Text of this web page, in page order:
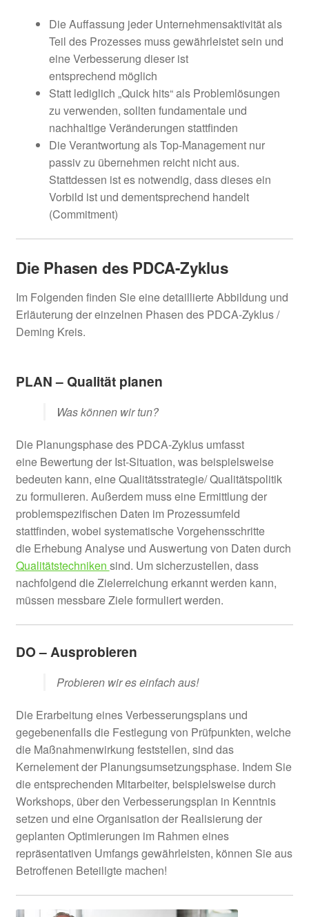
Die Auffassung jeder Unternehmensaktivität als
Teil des Prozesses muss gewährleistet sein und
eine Verbesserung dieser ist
entsprechend möglich
Statt lediglich „Quick hits“ als Problemlösungen
zu verwenden, sollten fundamentale und
nachhaltige Veränderungen stattfinden
Die Verantwortung als Top-Management nur
passiv zu übernehmen reicht nicht aus.
Stattdessen ist es notwendig, dass dieses ein
Vorbild ist und dementsprechend handelt
(Commitment)
Die Phasen des PDCA-Zyklus
Im Folgenden finden Sie eine detaillierte Abbildung und
Erläuterung der einzelnen Phasen des PDCA-Zyklus /
Deming Kreis.
PLAN – Qualität planen
Was können wir tun?
Die Planungsphase des PDCA-Zyklus umfasst
eine Bewertung der Ist-Situation, was beispielsweise
bedeuten kann, eine Qualitätsstrategie/ Qualitätspolitik
zu formulieren. Außerdem muss eine Ermittlung der
problemspezifischen Daten im Prozessumfeld
stattfinden, wobei systematische Vorgehensschritte
die Erhebung Analyse und Auswertung von Daten durch
Qualitätstechniken sind. Um sicherzustellen, dass
nachfolgend die Zielerreichung erkannt werden kann,
müssen messbare Ziele formuliert werden.
DO – Ausprobieren
Probieren wir es einfach aus!
Die Erarbeitung eines Verbesserungsplans und
gegebenenfalls die Festlegung von Prüfpunkten, welche
die Maßnahmenwirkung feststellen, sind das
Kernelement der Planungsumsetzungsphase. Indem Sie
die entsprechenden Mitarbeiter, beispielsweise durch
Workshops, über den Verbesserungsplan in Kenntnis
setzen und eine Organisation der Realisierung der
geplanten Optimierungen im Rahmen eines
repräsentativen Umfangs gewährleisten, können Sie aus
Betroffenen Beteiligte machen!